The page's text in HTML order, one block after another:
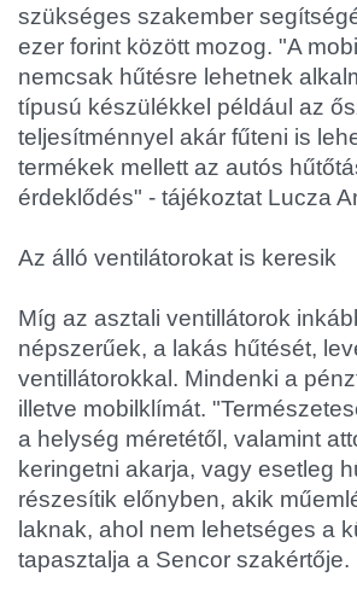
szükséges szakember
ezer forint között mozog. "A
nemcsak hűtésre lehetnek
típusú készülékkel például az
teljesítménnyel akár fűteni is
termékek mellett az autós
érdeklődés" - tájékoztat Lucza
Az álló ventilátorokat is keresik
Míg az asztali ventillátorok
népszerűek, a lakás hűtését,
ventillátorokkal. Mindenki a
illetve mobilklímát.
a helység méretétől, valamint
keringetni akarja, vagy esetleg
részesítik előnyben, akik
laknak, ahol nem lehetséges a
tapasztalja a Sencor szakértője.